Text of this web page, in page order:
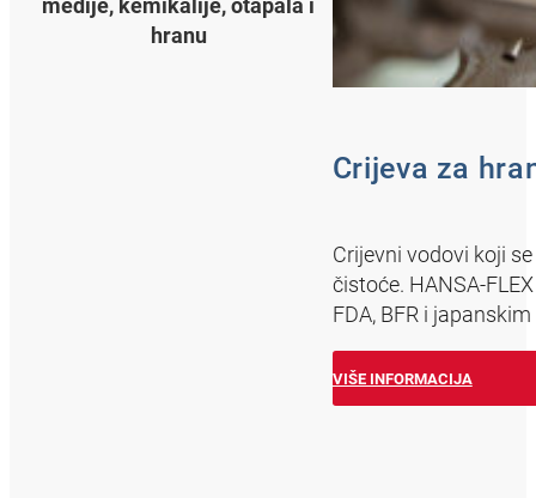
hranu
Crijeva za
Crijevni vodovi koji
čistoće.
FDA, BFR i
VIŠE INFORMACIJA